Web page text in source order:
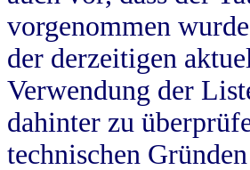
vorgenommen
der derzeitigen
Verwendung der
dahinter zu
technischen